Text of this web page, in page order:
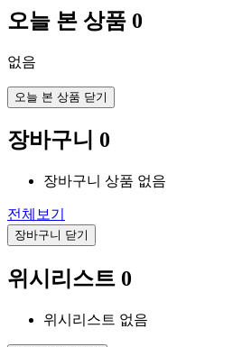
오늘 본 상품 0
없음
오늘 본 상품 닫기
장바구니 0
장바구니 상품 없음
전체보기
장바구니 닫기
위시리스트 0
위시리스트 없음